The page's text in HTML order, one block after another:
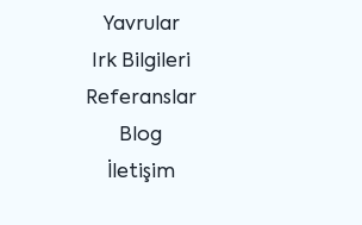
Yavrular
Irk Bilgileri
Referanslar
Blog
İletişim